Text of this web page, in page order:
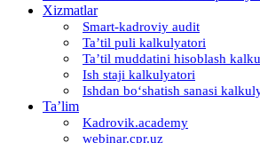
Xizmatlar
Smart-kadroviy audit
Ta’til puli kalkulyatori
Ta’til muddatini hisoblash
Ish staji kalkulyatori
Ishdan boʻshatish sanasi
Ta’lim
Kadrovik.academy
webinar.cpr.uz